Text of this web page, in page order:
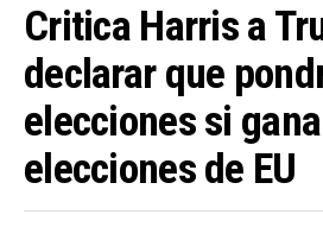
Critica Harris a
declarar que
elecciones si
elecciones de EU